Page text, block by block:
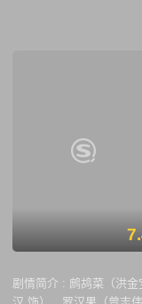
7.
剧情简介 : 鹧鸪菜（洪